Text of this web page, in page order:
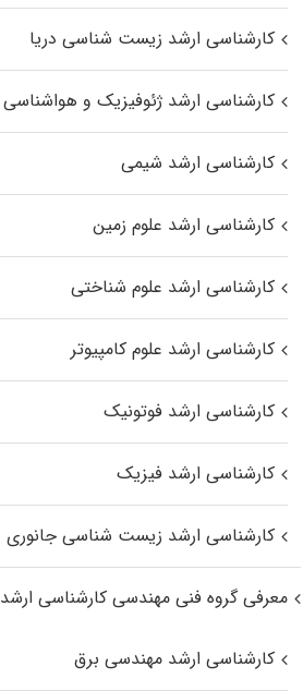
کارشناسی ارشد زیست‌ شناسی دریا
کارشناسی ارشد ژئوفیزیک و هواشناسی
کارشناسی ارشد شیمی
کارشناسی ارشد علوم زمین
کارشناسی ارشد علوم شناختی
کارشناسی ارشد علوم کامپیوتر
کارشناسی ارشد فوتونیک
کارشناسی ارشد فیزیک
کارشناسی ارشد زیست‌ شناسی جانوری
معرفی گروه فنی مهندسی کارشناسی ارشد
کارشناسی ارشد مهندسی برق